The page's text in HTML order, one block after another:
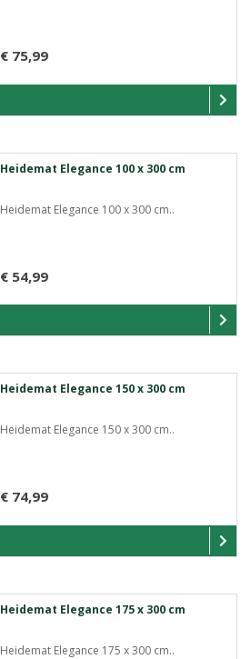
€ 75,99
Heidemat Elegance 100 x 300 cm
Heidemat Elegance 100 x 300 cm..
€ 54,99
Heidemat Elegance 150 x 300 cm
Heidemat Elegance 150 x 300 cm..
€ 74,99
Heidemat Elegance 175 x 300 cm
Heidemat Elegance 175 x 300 cm..